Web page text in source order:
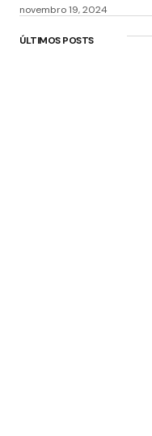
novembro 19, 2024
ÚLTIMOS POSTS